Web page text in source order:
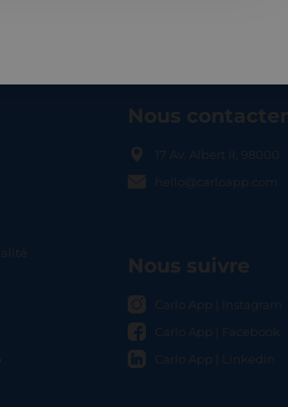
Nous contacter
17 Av. Albert II, 98000
hello@carloapp.com
Nous suivre
Carlo App | Instagram
Carlo App | Facebook
Carlo App | Linkedin